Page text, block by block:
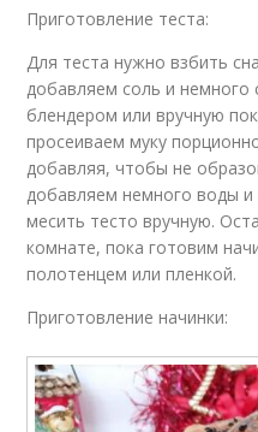
Приготовление теста:
Для теста нужно взбить
добавляем соль и немного
блендером или вручную
просеиваем муку
добавляя, чтобы не
добавляем немного воды
месить тесто вручную.
комнате, пока готовим
полотенцем или пленкой.
Приготовление начинки: